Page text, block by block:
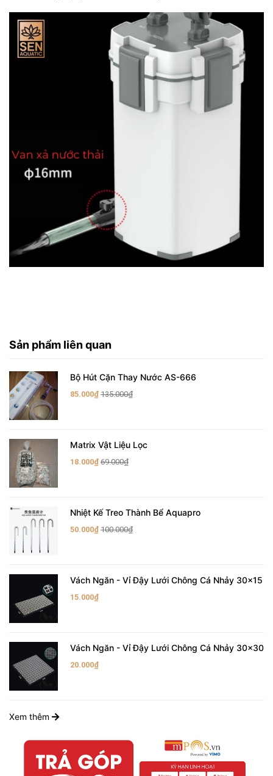
Sản phẩm liên quan
Bộ Hút Cặn Thay Nước AS-666
85.000₫ 135.000₫
Matrix Vật Liệu Lọc
18.000₫ 69.000₫
Nhiệt Kế Treo Thành Bể Aquapro
50.000₫ 100.000₫
Vách Ngăn - Vỉ Đậy Lưới Chông Cá Nhảy 30x15
15.000₫
Vách Ngăn - Vỉ Đậy Lưới Chông Cá Nhảy 30x30
20.000₫
Xem thêm